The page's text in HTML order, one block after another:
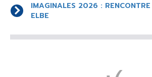
IMAGINALES 2026 :
ELBE